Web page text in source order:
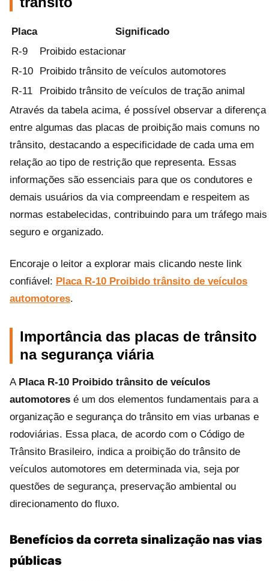
Placa
Significado
R-9
Proibido estacionar
R-10
Proibido trânsito de veículos automotores
R-11
Proibido trânsito de veículos de tração animal
Através da tabela acima, é possível observar a diferença
entre algumas das placas de proibição mais comuns no
trânsito, destacando a especificidade de cada uma em
relação ao tipo de restrição que representa. Essas
informações são essenciais para que os condutores e
demais usuários da via compreendam e respeitem as
normas estabelecidas, contribuindo para um tráfego mais
seguro e organizado.
Encoraje o leitor a explorar mais clicando neste link
confiável: Placa R-10 Proibido trânsito de veículos
automotores.
Importância das placas de trânsito
na segurança viária
A Placa R-10 Proibido trânsito de veículos
automotores é um dos elementos fundamentais para a
organização e segurança do trânsito em vias urbanas e
rodoviárias. Essa placa, de acordo com o Código de
Trânsito Brasileiro, indica a proibição do trânsito de
veículos automotores em determinada via, seja por
questões de segurança, preservação ambiental ou
direcionamento do fluxo.
Benefícios da correta sinalização nas vias
públicas